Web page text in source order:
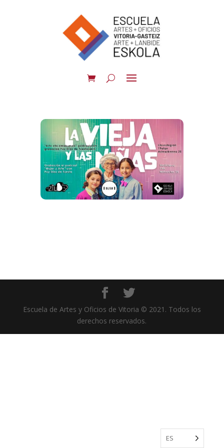
Escuela de Artes y Oficios de Vitoria © 2021. Todos los
derechos reservados.
ES